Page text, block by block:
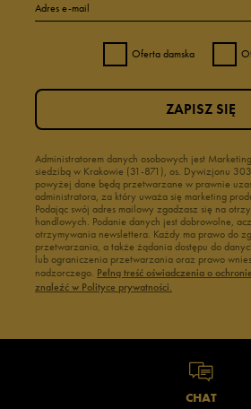
Adres e-mail
Oferta damska
Administratorem danych osobowych jest
siedzibą w Krakowie (31-871), os. Dywizjonu
powyżej dane będą przetwarzane w prawnie
administratora, za który uważa się marketing
Podając swój adres mailowy zgadzasz się na
handlowych. Podanie danych jest dobrowolne,
otrzymywania newslettera. Każdy ma prawo do
przetwarzania, a także żądania dostępu do
lub ograniczenia przetwarzania oraz prawo
nadzorczego. Pełną treść oświadczenia o
znaleźć w Polityce prywatności.
ZAPISZ SIĘ
CHAT